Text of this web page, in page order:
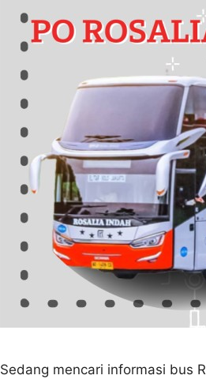
Sedang mencari informasi bus